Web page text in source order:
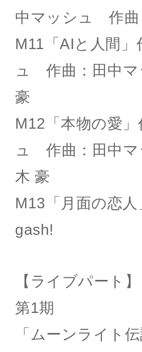
中マッシュ 作曲
M11「AIと人間
ュ 作曲：田中
豪
M12「本物の愛
ュ 作曲：田中
木 豪
M13「月面の恋
gash!
【ライブパート】
第1期
「ムーンライト